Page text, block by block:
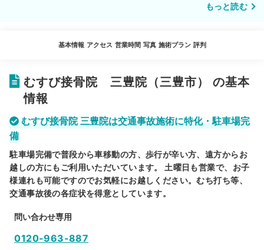
もっと読む
基本情報 アクセス 営業時間 写真 施術プラン 評判
むすび接骨院 三豊院（三豊市） の基本
情報
むすび接骨院 三豊院は交通事故施術に特化・駐車場完
備
駐車場完備で普段から車移動の方、歩行が辛い方、遠方からお
越しの方にもご利用いただいています。 土曜日も営業で、お子
様連れも可能ですのでお気軽にお越しください。むち打ち等、
交通事故後の各症状を得意としています。
問い合わせ専用
0120-963-887